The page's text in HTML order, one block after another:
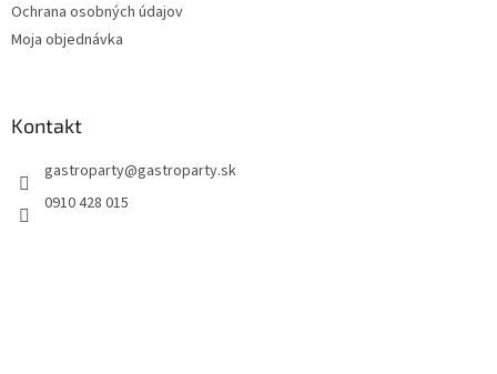
Ochrana osobných údajov
Moja objednávka
Kontakt
gastroparty@gastroparty.sk
0910 428 015